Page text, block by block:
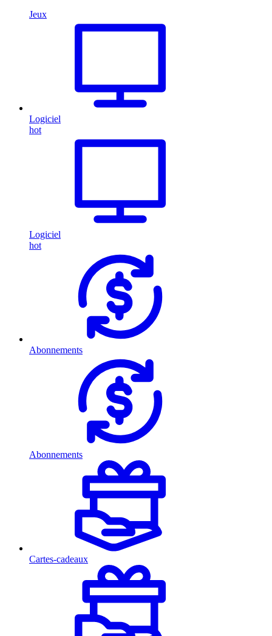
Jeux
Logiciel
hot
Logiciel
hot
Abonnements
Abonnements
Cartes-cadeaux